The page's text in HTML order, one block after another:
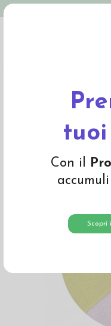
Con il
Scopri
Prefeltro di lana in